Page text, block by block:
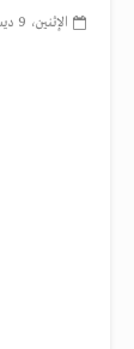
الإثنين، 9 ديسمبر 2019، 9:00 م